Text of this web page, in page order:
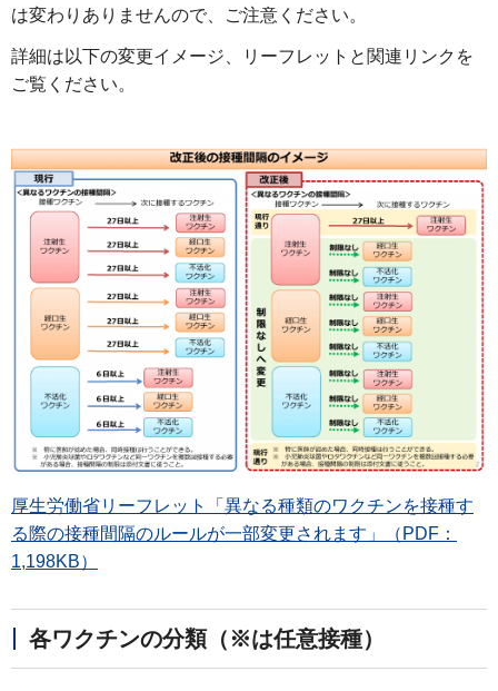
は変わりありませんので、ご注意ください。
詳細は以下の変更イメージ、リーフレットと関連リンクを
ご覧ください。
厚生労働省リーフレット「異なる種類のワクチンを接種す
る際の接種間隔のルールが一部変更されます」（PDF：
1,198KB）
各ワクチンの分類（※は任意接種）